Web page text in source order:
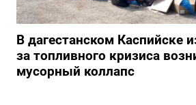
В дагестанском Каспийске
за топливного кризиса
мусорный коллапс